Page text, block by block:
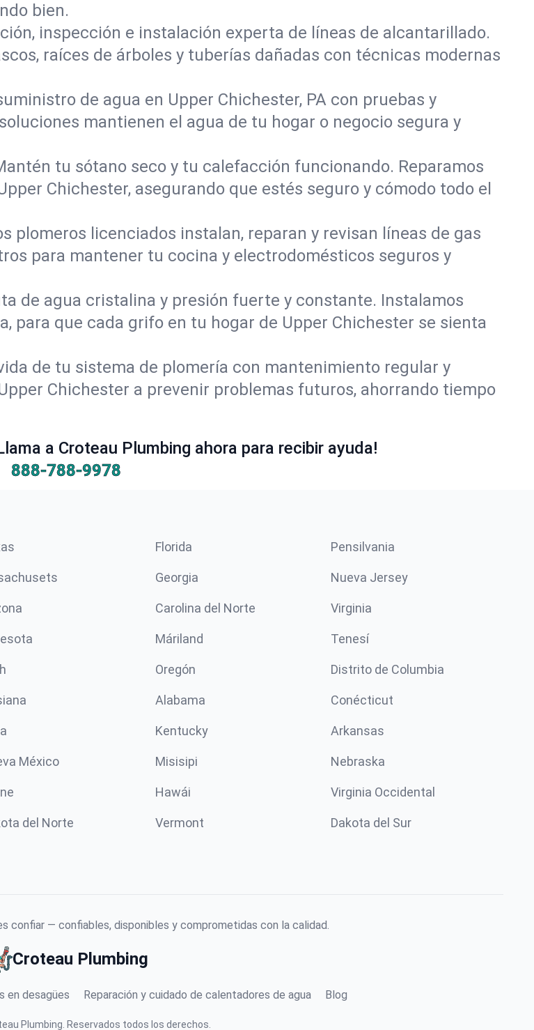
bien.
inspección e instalación experta de líneas de alcantarillado.
raíces de árboles y tuberías dañadas con técnicas modernas
de agua en Upper Chichester, PA con pruebas y
mantienen el agua de tu hogar o negocio segura y
tu sótano seco y tu calefacción funcionando. Reparamos
Chichester, asegurando que estés seguro y cómodo todo el
plomeros licenciados instalan, reparan y revisan líneas de gas
para mantener tu cocina y electrodomésticos seguros y
de agua cristalina y presión fuerte y constante. Instalamos
para que cada grifo en tu hogar de Upper Chichester se sienta
de tu sistema de plomería con mantenimiento regular y
Chichester a prevenir problemas futuros, ahorrando tiempo
a Croteau Plumbing ahora para recibir ayuda!
888-788-9978
Florida Pensilvania
Georgia Nueva Jersey
Carolina del Norte Virginia
Máriland Tenesí
Oregón Distrito de Columbia
Alabama Conécticut
Kentucky Arkansas
México Misisipi Nebraska
Hawái Virginia Occidental
del Norte Vermont Dakota del Sur
confiar — confiables, disponibles y comprometidas con la calidad.
Croteau Plumbing
en desagües Reparación y cuidado de calentadores de agua Blog
Plumbing Reservados todos los derechos.